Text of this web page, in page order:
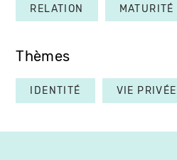
RELATION MATURITÉ
Thèmes
IDENTITÉ VIE PRIVÉE